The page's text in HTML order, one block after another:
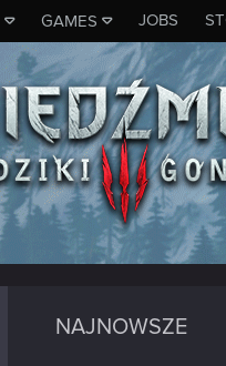
GAMES JOBS
NAJNOWSZE